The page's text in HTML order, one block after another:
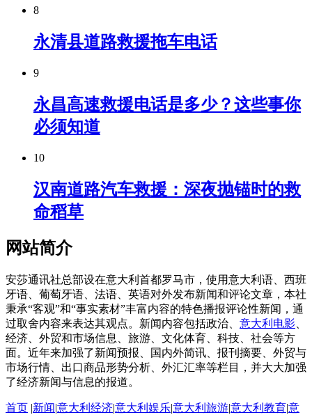
8
永清县道路救援拖车电话
9
永昌高速救援电话是多少？这些事你
必须知道
10
汉南道路汽车救援：深夜抛锚时的救
命稻草
网站简介
安莎通讯社总部设在意大利首都罗马市，使用意大利语、西班
牙语、葡萄牙语、法语、英语对外发布新闻和评论文章，本社
秉承“客观”和“事实素材”丰富内容的特色播报评论性新闻，通
过取舍内容来表达其观点。新闻内容包括政治、 意大利电影
经济、外贸和市场信息、旅游、文化体育、科技、社会等方
面。近年来加强了新闻预报、国内外简讯、报刊摘要、外贸与
市场行情、出口商品形势分析、外汇汇率等栏目，并大大加强
了经济新闻与信息的报道。
首页 |新闻|意大利经济|意大利娱乐|意大利旅游|意大利教育|意